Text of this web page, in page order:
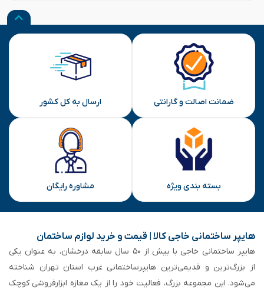
ارسال
ضمانت اصالت و گارانتی ارسال به کل کشور
بسته بندی ویژه مشاوره رایگان
هایپر ساختمانی خاجی‌ کالا | قیمت و خرید لوازم ساختمان
هایپر ساختمانی خاجی‌ با بیش از ۵۰ سال سابقه‌ درخشان، به عنوان یکی
از بزرگ‌ترین و قدیمی‌ترین هایپرساختمانی‌ غرب استان تهران شناخته
می‌شود. این مجموعه بزرگ، فعالیت خود را از یک مغازه ابزارفروشی کوچک